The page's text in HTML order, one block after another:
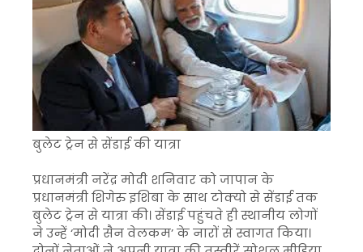
बुलेट ट्रेन से सेंडाई की यात्रा
प्रधानमंत्री नरेंद्र मोदी शनिवार को जापान के
प्रधानमंत्री शिगेरु इशिबा के साथ टोक्यो से सेंडाई तक
बुलेट ट्रेन से यात्रा की। सेंडाई पहुंचते ही स्थानीय लोगों
ने उन्हें ‘मोदी सैन वेलकम’ के नारों से स्वागत किया।